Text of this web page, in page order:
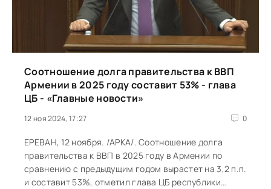
Соотношение долга правительства к ВВП
Армении в 2025 году составит 53% - глава
ЦБ - «Главные новости»
12 ноя 2024, 17:27 0
ЕРЕВАН, 12 ноября. /АРКА/. Соотношение долга
правительства к ВВП в 2025 году в Армении по
сравнению с предыдущим годом вырастет на 3,2 п.п.
и составит 53%, отметил глава ЦБ республики